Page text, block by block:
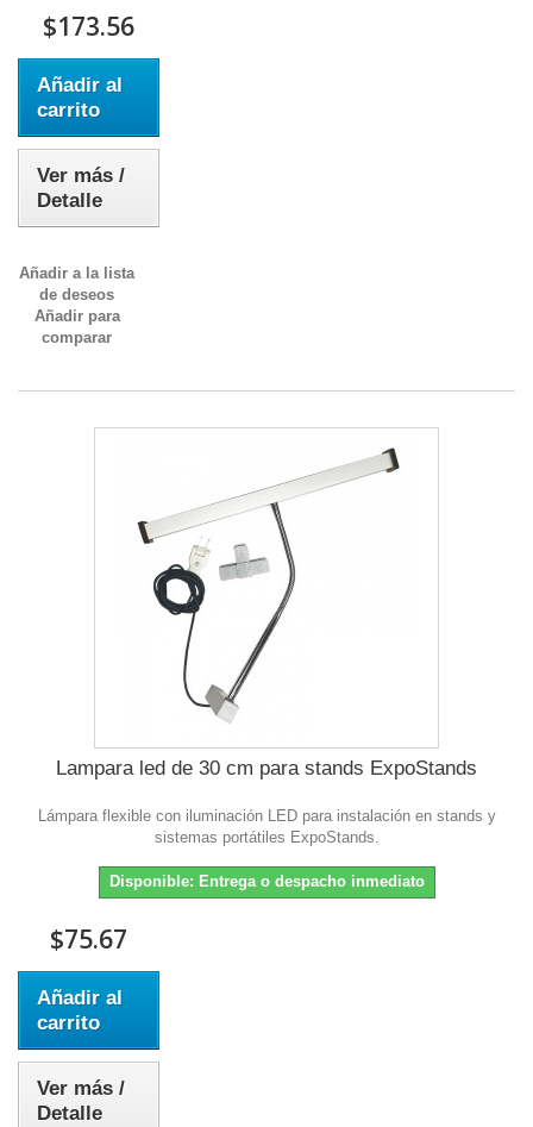
$173.56
Añadir al
carrito
Ver más /
Detalle
Añadir a la lista
de deseos
Añadir para
comparar
Lampara led de 30 cm para stands ExpoStands
Lámpara flexible con iluminación LED para instalación en stands y
sistemas portátiles ExpoStands.
Disponible: Entrega o despacho inmediato
$75.67
Añadir al
carrito
Ver más /
Detalle